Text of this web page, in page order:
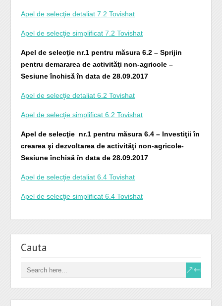
Apel de selecţie detaliat 7.2 Tovishat
Apel de selecţie simplificat 7.2 Tovishat
Apel de selecţie nr.1 pentru măsura 6.2 – Sprijin
pentru demararea de activităţi non-agricole –
Sesiune închisă în data de 28.09.2017
Apel de selecţie detaliat 6.2 Tovishat
Apel de selecţie simplificat 6.2 Tovishat
Apel de selecţie nr.1 pentru măsura 6.4 – Investiţii în
crearea şi dezvoltarea de activităţi non-agricole-
Sesiune închisă în data de 28.09.2017
Apel de selecţie detaliat 6.4 Tovishat
Apel de selecţie simplificat 6.4 Tovishat
Cauta